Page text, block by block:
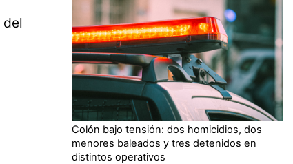
del
Colón bajo tensión: dos homicidios, dos
menores baleados y tres detenidos en
distintos operativos